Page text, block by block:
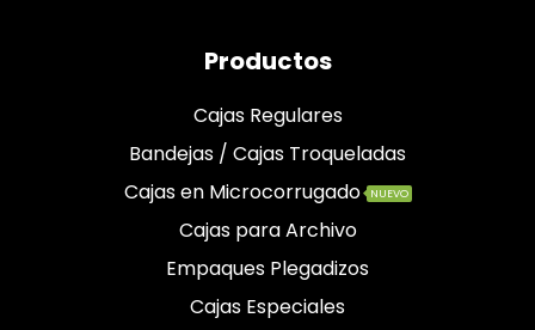
Productos
Cajas Regulares
Bandejas / Cajas Troqueladas
Cajas en Microcorrugado
NUEVO
Cajas para Archivo
Empaques Plegadizos
Cajas Especiales